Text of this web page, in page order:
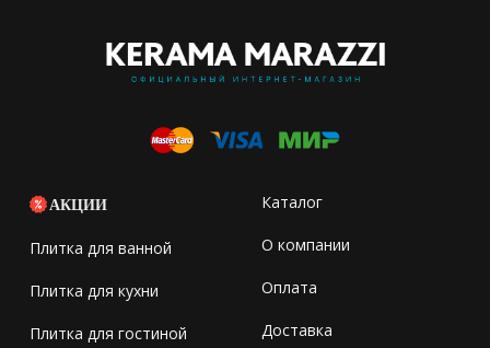
АКЦИИ
Плитка для ванной
Плитка для кухни
Плитка для гостиной
Каталог
О компании
Оплата
Доставка